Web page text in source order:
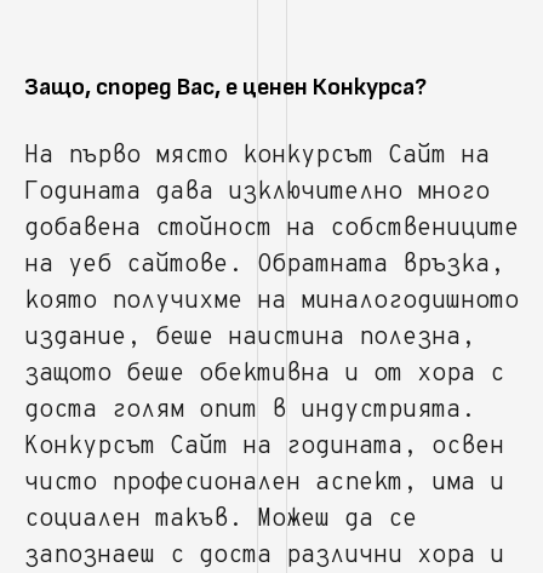
Защо, според Вас, е ценен Конкурса?
На първо място конкурсът Сайт на
Годината дава изключително много
добавена стойност на собствениците
на уеб сайтове. Обратната връзка,
която получихме на миналогодишното
издание, беше наистина полезна,
защото беше обективна и от хора с
доста голям опит в индустрията.
Конкурсът Сайт на годината, освен
чисто професионален аспект, има и
социален такъв. Можеш да се
запознаеш с доста различни хора и